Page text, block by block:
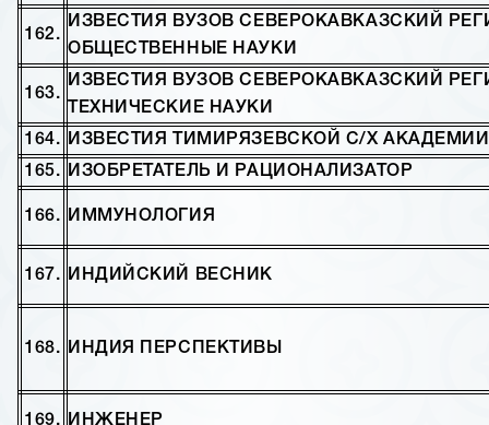
162.
ИЗВЕСТИЯ ВУЗОВ СЕВЕРОКАВКАЗСКИЙ
ОБЩЕСТВЕННЫЕ НАУКИ
163.
ИЗВЕСТИЯ ВУЗОВ СЕВЕРОКАВКАЗСКИЙ
ТЕХНИЧЕСКИЕ НАУКИ
164. ИЗВЕСТИЯ ТИМИРЯЗЕВСКОЙ С/Х АКАДЕМИИ
165. ИЗОБРЕТАТЕЛЬ И РАЦИОНАЛИЗАТОР
166. ИММУНОЛОГИЯ
167. ИНДИЙСКИЙ ВЕСНИК
168. ИНДИЯ ПЕРСПЕКТИВЫ
169. ИНЖЕНЕР